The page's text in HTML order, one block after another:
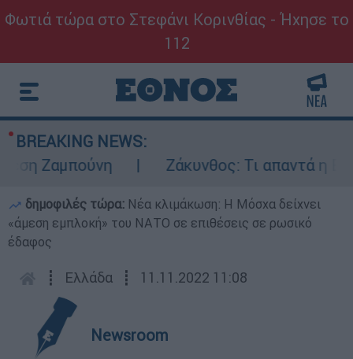
Φωτιά τώρα στο Στεφάνι Κορινθίας - Ήχησε το
112
BREAKING NEWS:
Ζαμπούνη
Ζάκυνθος: Τι απαντά η
δημοφιλές τώρα: Νέα κλιμάκωση: Η Μόσχα δείχνει
«άμεση εμπλοκή» του ΝΑΤΟ σε επιθέσεις σε ρωσικό
έδαφος
┋ Ελλάδα ┋ 11.11.2022 11:08
Newsroom